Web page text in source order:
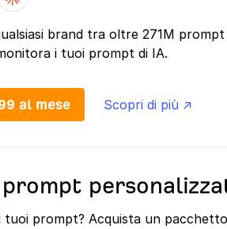
brand tra oltre 271M prompt
i tuoi prompt di IA.
al mese Scopri di più ↗
tuoi prompt? Acquista un